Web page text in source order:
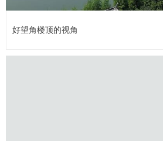
好望角楼顶的视角